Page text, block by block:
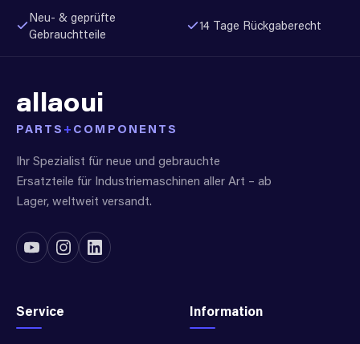
Neu- & geprüfte
Gebrauchtteile
14 Tage Rückgaberecht
allaoui
PARTS + COMPONENTS
Ihr Spezialist für neue und gebrauchte
Ersatzteile für Industriemaschinen aller Art – ab
Lager, weltweit versandt.
Service Information